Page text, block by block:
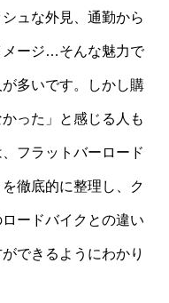
ュな外見、通勤から
メージ…そんな魅力で
多いです。しかし購
った」と感じる人も
フラットバーロード
徹底的に整理し、ク
ードバイクとの違い
できるようにわかり